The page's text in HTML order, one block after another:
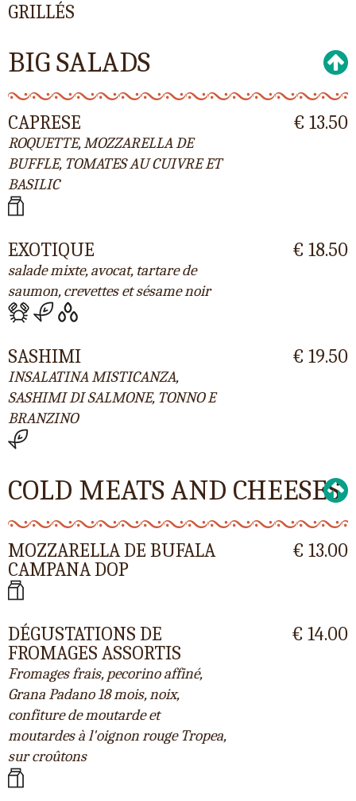
GRILLÉS
BIG SALADS
CAPRESE
ROQUETTE, MOZZARELLA DE
BUFFLE, TOMATES AU CUIVRE ET
BASILIC
€ 13.50
EXOTIQUE
salade mixte, avocat, tartare de
saumon, crevettes et sésame noir
€ 18.50
SASHIMI
INSALATINA MISTICANZA,
SASHIMI DI SALMONE, TONNO E
BRANZINO
€ 19.50
COLD MEATS AND CHEESES
MOZZARELLA DE BUFALA
CAMPANA DOP
€ 13.00
DÉGUSTATIONS DE
FROMAGES ASSORTIS
Fromages frais, pecorino affiné,
Grana Padano 18 mois, noix,
confiture de moutarde et
moutardes à l'oignon rouge Tropea,
sur croûtons
€ 14.00